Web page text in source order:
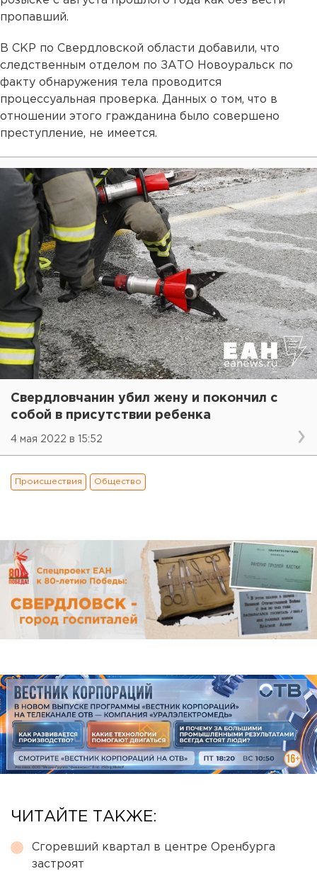
пропавший.
В СКР по Свердловской области добавили, что
следственным отделом по ЗАТО Новоуральск по
факту обнаружения тела проводится
процессуальная проверка. Данных о том, что в
отношении этого гражданина было совершено
преступление, не имеется.
Свердловчанин убил жену и покончил с
собой в присутствии ребенка
4 мая 2022 в 15:52
Происшествия Общество
ЧИТАЙТЕ ТАКЖЕ:
Сгоревший квартал в центре Оренбурга
застроят